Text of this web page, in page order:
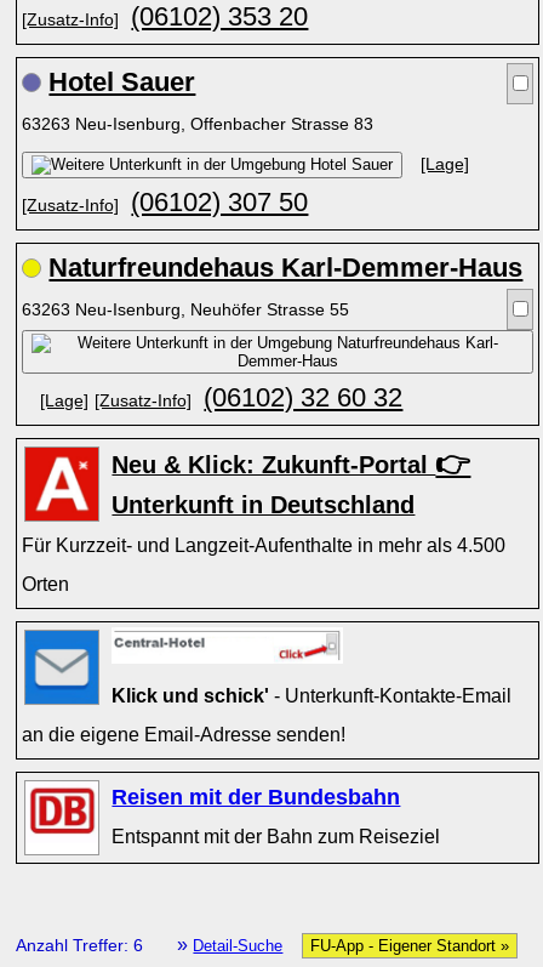
[Zusatz-Info] (06102) 353 20
Hotel Sauer
63263 Neu-Isenburg, Offenbacher Strasse 83
[Lage]
[Zusatz-Info] (06102) 307 50
Naturfreundehaus Karl-Demmer-Haus
63263 Neu-Isenburg, Neuhöfer Strasse 55
[Lage] [Zusatz-Info] (06102) 32 60 32
Neu & Klick: Zukunft-Portal 👉
Unterkunft in Deutschland
Für Kurzzeit- und Langzeit-Aufenthalte in mehr als 4.500
Orten
Klick und schick' - Unterkunft-Kontakte-Email
an die eigene Email-Adresse senden!
Reisen mit der Bundesbahn
Entspannt mit der Bahn zum Reiseziel
Anzahl Treffer: 6 » Detail-Suche FU-App - Eigener Standort »